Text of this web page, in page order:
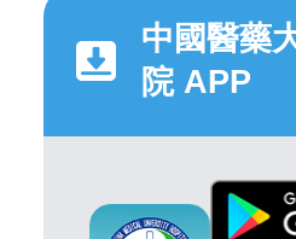
中國醫藥
院 APP